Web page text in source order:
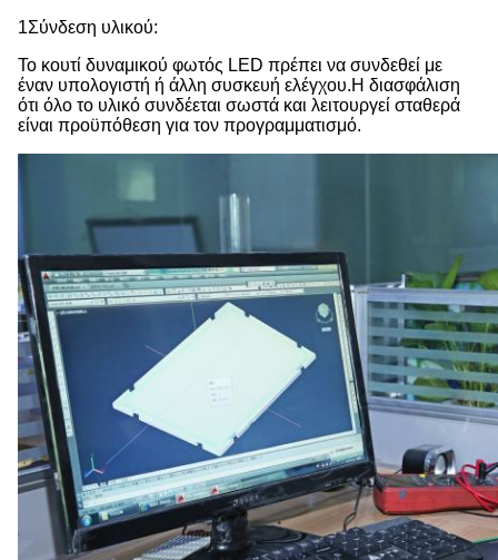
1Σύνδεση υλικού:
Το κουτί δυναμικού φωτός LED πρέπει να συνδεθεί με
έναν υπολογιστή ή άλλη συσκευή ελέγχου.Η διασφάλιση
ότι όλο το υλικό συνδέεται σωστά και λειτουργεί σταθερά
είναι προϋπόθεση για τον προγραμματισμό.